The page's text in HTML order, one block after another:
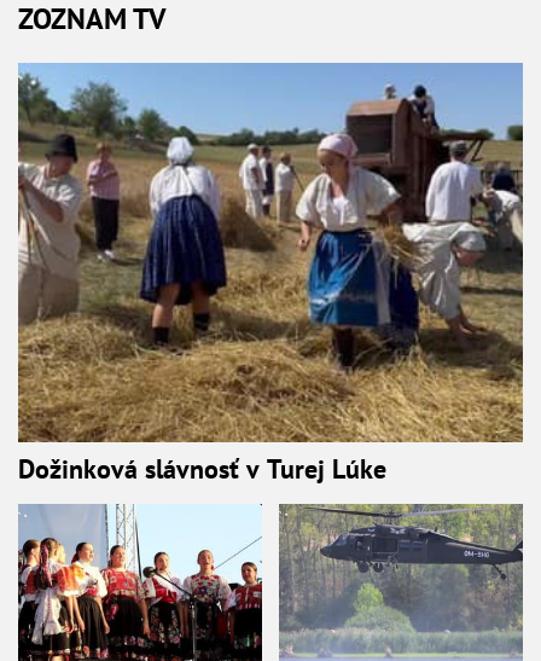
ZOZNAM TV
Dožinková slávnosť v Turej Lúke